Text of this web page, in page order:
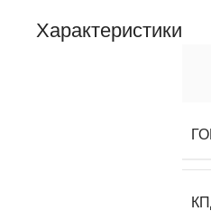
Характеристики